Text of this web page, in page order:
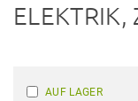
AUF LAGER